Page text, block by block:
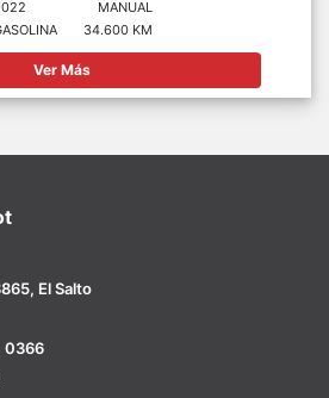
MANUAL
34.600 KM
Ver Más
El Salto
0366